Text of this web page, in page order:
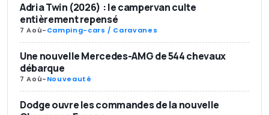
Adria Twin (2026) : le campervan culte
entièrement repensé
7 Aoû-Camping-cars / Caravanes
Une nouvelle Mercedes-AMG de 544 chevaux
débarque
7 Aoû-Nouveauté
Dodge ouvre les commandes de la nouvelle